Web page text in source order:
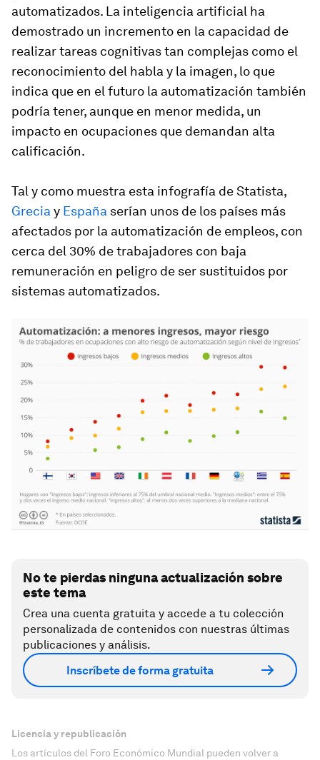
automatizados. La inteligencia artificial ha
demostrado un incremento en la capacidad de
realizar tareas cognitivas tan complejas como el
reconocimiento del habla y la imagen, lo que
indica que en el futuro la automatización también
podría tener, aunque en menor medida, un
impacto en ocupaciones que demandan alta
calificación.
Tal y como muestra esta infografía de Statista,
Grecia y España serían unos de los países más
afectados por la automatización de empleos, con
cerca del 30% de trabajadores con baja
remuneración en peligro de ser sustituidos por
sistemas automatizados.
No te pierdas ninguna actualización sobre
este tema
Crea una cuenta gratuita y accede a tu colección
personalizada de contenidos con nuestras últimas
publicaciones y análisis.
Inscríbete de forma gratuita
Licencia y republicación
Los artículos del Foro Económico Mundial pueden volver a